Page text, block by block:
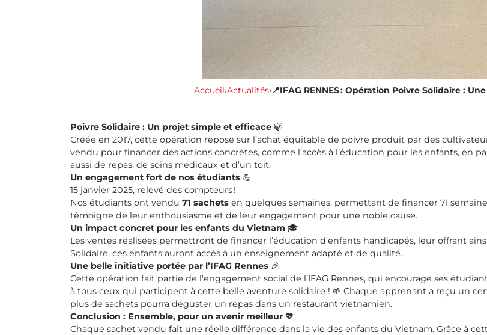
Accueil›Actualités›📍IFAG RENNES : Opération Poivre Solidaire :
Poivre Solidaire : Un projet simple et efficace 🍃
Créée en 2017, cette opération repose sur l’achat équitable de poivre produit par des
vendu pour financer des actions concrètes, comme l’accès à l’éducation pour les enfants, en
aussi de repas, de soins médicaux et d’un toit.
Un engagement fort de nos étudiants 💪
15 janvier 2025, relevé des compteurs !
Nos étudiants ont vendu 71 sachets en quelques semaines, permettant de financer 71
témoigne de leur enthousiasme et de leur engagement pour une noble cause.
Un impact concret pour les enfants du Vietnam 🎓
Les ventes réalisées permettront de financer l’éducation d’enfants handicapés, leur offrant
Solidaire, ces enfants auront accès à un enseignement adapté et de qualité.
Une belle initiative portée par l’IFAG Rennes 🎉
Cette opération fait partie de l'engagement social de l’IFAG Rennes, qui encourage ses
à tous ceux qui participent à cette belle aventure solidaire ! 🌱 Chaque apprenant a reçu un
plus de sachets pourra déguster un repas dans un restaurant vietnamien.
Conclusion : Ensemble, pour un avenir meilleur 💖
Chaque sachet vendu fait une réelle différence dans la vie des enfants du Vietnam. Grâce à